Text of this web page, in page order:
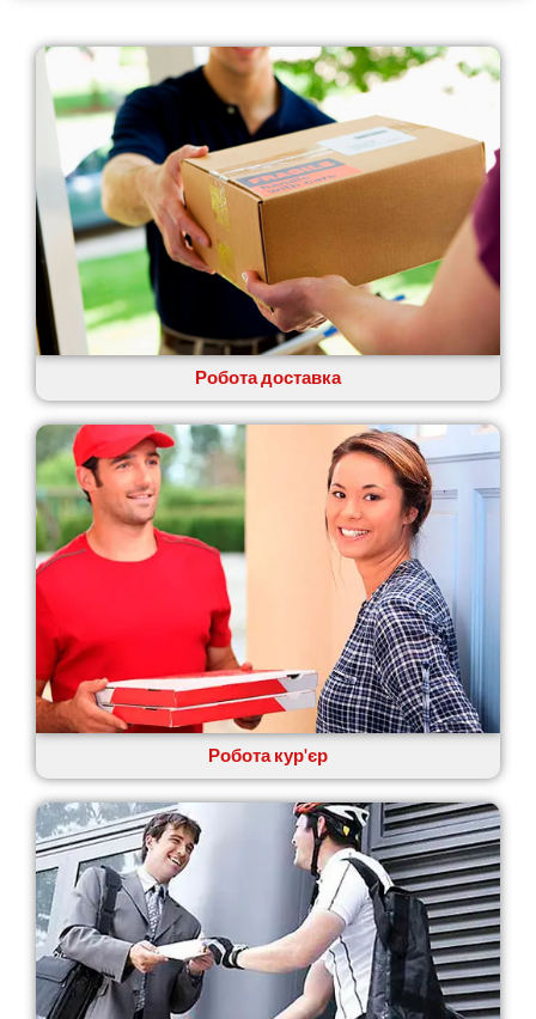
Фонтанка
Гатне
Глеваха
Горішні Плавні
Гостомель
Харків
Херсон
Хмельницький
Хмільник
Ірпінь
Івано-Франківськ
Ізмаїл
Кагарлик
Калуш
Кам’янець-Подільський
Кам’янка
Кам’янське
Канів
Козятин
Київ
Коцюбинське
Конотоп
Коростень
Корсунь-Шевченківський
Ковель
Козин
Красноград
Кременчук
Кременець
Кривий Ріг
Кролевець
Кропивницький
Крихівці
Робота доставка
Робота кур'єр